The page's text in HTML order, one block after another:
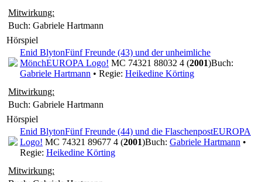
Mitwirkung:
Buch: Gabriele Hartmann
Hörspiel
Enid BlytonFünf Freunde (43) und der unheimliche
MönchEUROPA Logo! MC 74321 88032 4 (2001)Buch:
Gabriele Hartmann • Regie: Heikedine Körting
Mitwirkung:
Buch: Gabriele Hartmann
Hörspiel
Enid BlytonFünf Freunde (44) und die FlaschenpostEUROPA
Logo! MC 74321 89677 4 (2001)Buch: Gabriele Hartmann •
Regie: Heikedine Körting
Mitwirkung: